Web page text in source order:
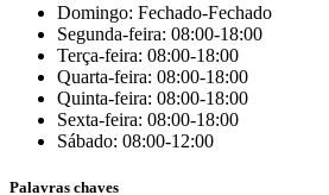
Domingo: Fechado-Fechado
Segunda-feira: 08:00-18:00
Terça-feira: 08:00-18:00
Quarta-feira: 08:00-18:00
Quinta-feira: 08:00-18:00
Sexta-feira: 08:00-18:00
Sábado: 08:00-12:00
Palavras chaves